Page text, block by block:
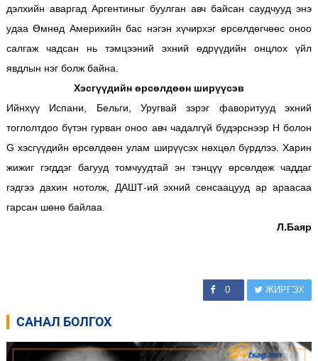
дэлхийн аваргад Аргентиныг буулган авч байсан саудчууд энэ
удаа Өмнөд Америкийн бас нэгэн хүчирхэг өрсөлдөгчөөс оноо
салгаж чадсан нь тэмцээний эхний өдрүүдийн онцлох үйл
явдлын нэг болж байна.
Хэсгүүдийн өрсөлдөөн ширүүсэв
Ийнхүү Испани, Бельги, Уругвай зэрэг фаворитууд эхний
тоглолтдоо бүтэн гурван оноо авч чадалгүй бүдэрснээр H болон
G хэсгүүдийн өрсөлдөөн улам ширүүсэх нөхцөл бүрдлээ. Харин
жижиг гэгддэг багууд томчуудтай эн тэнцүү өрсөлдөж чаддаг
гэдгээ дахин нотолж, ДАШТ-ий эхний сенсаацууд ар араасаа
гарсан шөнө байлаа.
Л.Баяр
0 ЖИРГЭХ
САНАЛ БОЛГОХ